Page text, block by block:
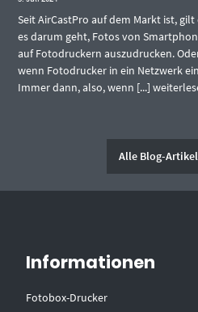
Seit AirCastPro auf dem Markt ist,
es darum geht, Fotos von
auf Fotodruckern auszudrucken.
wenn Fotodrucker in ein Netzwerk
Immer dann, also, wenn [...]
Alle Blog-
Informationen
Fotobox-Drucker